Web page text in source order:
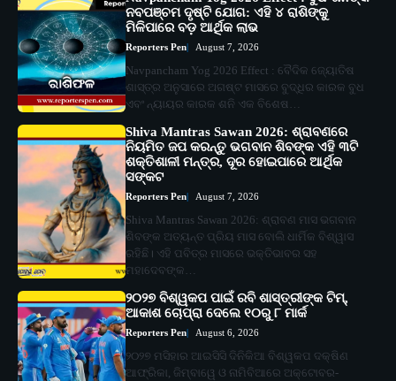
ନବପଞ୍ଚମ ଦୃଷ୍ଟି ଯୋଗ: ଏହି ୪ ରାଶିଙ୍କୁ
ମିଳିପାରେ ବଡ଼ ଆର୍ଥିକ ଲାଭ
Reporters Pen August 7, 2026
Navpancham Yog 2026 Effect : ବୈଦିକ ଜ୍ୟୋତିଷ
ଶାସ୍ତ୍ର ଅନୁସାରେ ଅଗଷ୍ଟ ମାସରେ ବୁଦ୍ଧିର କାରକ ବୁଧ
ଏବଂ ନ୍ୟାୟର କାରକ ଶନି ଏକ ବିଶେଷ…
Shiva Mantras Sawan 2026: ଶ୍ରାବଣରେ
ନିୟମିତ ଜପ କରନ୍ତୁ ଭଗବାନ ଶିବଙ୍କ ଏହି ୩ଟି
ଶକ୍ତିଶାଳୀ ମନ୍ତ୍ର, ଦୂର ହୋଇପାରେ ଆର୍ଥିକ
ସଙ୍କଟ
Reporters Pen August 7, 2026
Shiva Mantras Sawan 2026: ଶ୍ରାବଣ ମାସ ଭଗବାନ
ଶିବଙ୍କ ଅତ୍ୟନ୍ତ ପ୍ରିୟ ମାସ ବୋଲି ଧାର୍ମିକ ବିଶ୍ୱାସ
ରହିଛି। ଏହି ପବିତ୍ର ମାସରେ ଭକ୍ତିଭାବର ସହ
ମହାଦେବଙ୍କ…
୨୦୨୭ ବିଶ୍ୱକପ ପାଇଁ ରବି ଶାସ୍ତ୍ରୀଙ୍କ ଟିମ୍,
ଆକାଶ ଚୋପ୍ରା ଦେଲେ ୧୦ରୁ ୮ ମାର୍କ
Reporters Pen August 6, 2026
୨୦୨୭ ମସିହାର ଆଇସିସି ଦିନିକିଆ ବିଶ୍ୱକପ ଦକ୍ଷିଣ
ଆଫ୍ରିକା, ଜିମ୍ବାୱେ ଓ ନାମିବିଆରେ ଅକ୍ଟୋବର-